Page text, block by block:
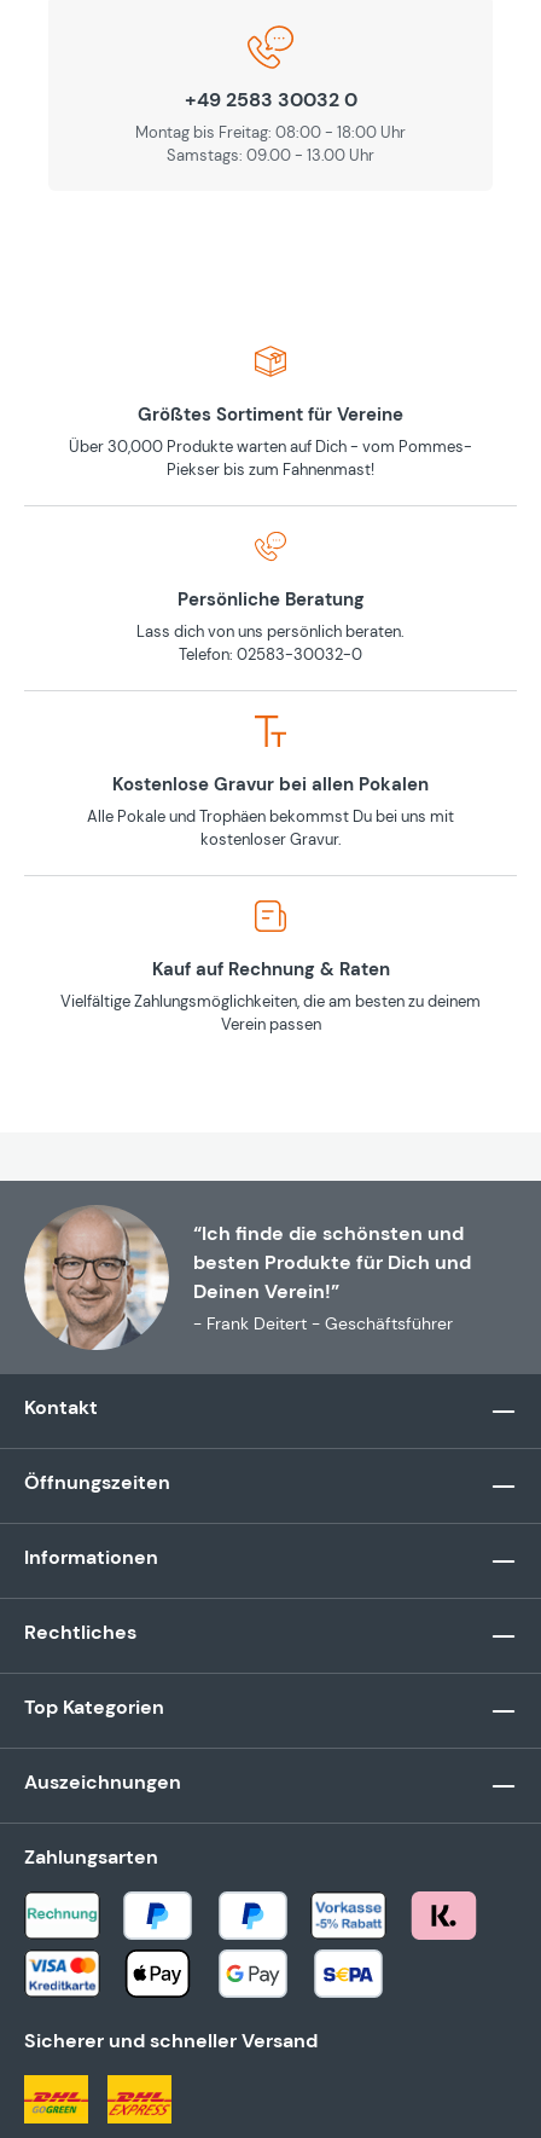
+49 2583 30032 0
Montag bis Freitag: 08:00 - 18:00 Uhr
Samstags: 09.00 - 13.00 Uhr
Größtes Sortiment für Vereine
Über 30,000 Produkte warten auf Dich - vom Pommes-
Piekser bis zum Fahnenmast!
Persönliche Beratung
Lass dich von uns persönlich beraten.
Telefon: 02583-30032-0
Kostenlose Gravur bei allen Pokalen
Alle Pokale und Trophäen bekommst Du bei uns mit
kostenloser Gravur.
Kauf auf Rechnung & Raten
Vielfältige Zahlungsmöglichkeiten, die am besten zu deinem
Verein passen
“Ich finde die schönsten und
besten Produkte für Dich und
Deinen Verein!”
- Frank Deitert - Geschäftsführer
Kontakt
Öffnungszeiten
Informationen
Rechtliches
Top Kategorien
Auszeichnungen
Zahlungsarten
Sicherer und schneller Versand